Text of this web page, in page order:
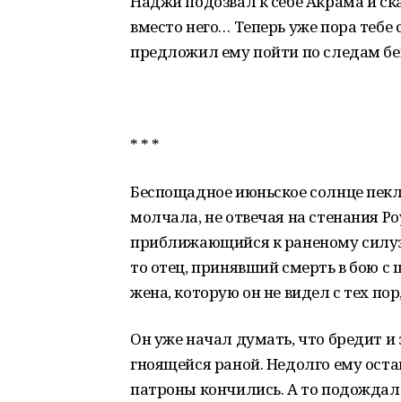
вместо него… Теперь уже пора тебе
предложил ему пойти по следам
* * *
Беспощадное июньское солнце
молчала, не отвечая на стенания
приближающийся к раненому
то отец, принявший смерть в бою с
жена, которую он не видел с тех
Он уже начал думать, что бредит
гноящейся раной. Недолго ему
патроны кончились. А то